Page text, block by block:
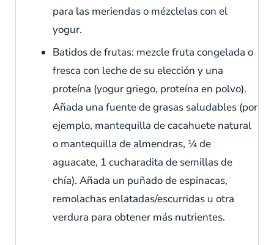
para las meriendas o mézclelas con el
yogur.
Batidos de frutas: mezcle fruta congelada o
fresca con leche de su elección y una
proteína (yogur griego, proteína en polvo).
Añada una fuente de grasas saludables (por
ejemplo, mantequilla de cacahuete natural
o mantequilla de almendras, ¼ de
aguacate, 1 cucharadita de semillas de
chía). Añada un puñado de espinacas,
remolachas enlatadas/escurridas u otra
verdura para obtener más nutrientes.